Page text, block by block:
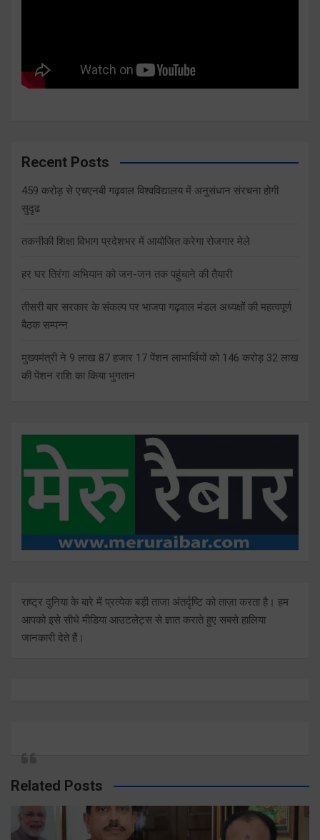
Recent Posts
459 करोड़ से एचएनबी गढ़वाल विश्वविद्यालय में अनुसंधान संरचना होगी
सुदृढ
तकनीकी शिक्षा विभाग प्रदेशभर में आयोजित करेगा रोजगार मेले
हर घर तिरंगा अभियान को जन-जन तक पहुंचाने की तैयारी
तीसरी बार सरकार के संकल्प पर भाजपा गढ़वाल मंडल अध्यक्षों की महत्वपूर्ण
बैठक सम्पन्न
मुख्यमंत्री ने 9 लाख 87 हजार 17 पेंशन लाभार्थियों को 146 करोड़ 32 लाख
की पेंशन राशि का किया भुगतान
राष्ट्र दुनिया के बारे में प्रत्येक बड़ी ताजा अंतर्दृष्टि को ताज़ा करता है। हम
आपको इसे सीधे मीडिया आउटलेट्स से ज्ञात कराते हुए सबसे हालिया
जानकारी देते हैं।
Related Posts